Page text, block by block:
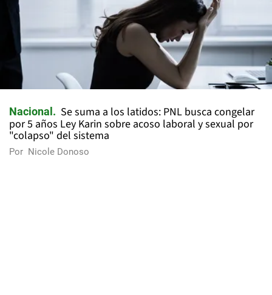
Nacional
Se suma a los latidos: PNL busca congelar
por 5 años Ley Karin sobre acoso laboral y sexual por
"colapso" del sistema
Por Nicole Donoso